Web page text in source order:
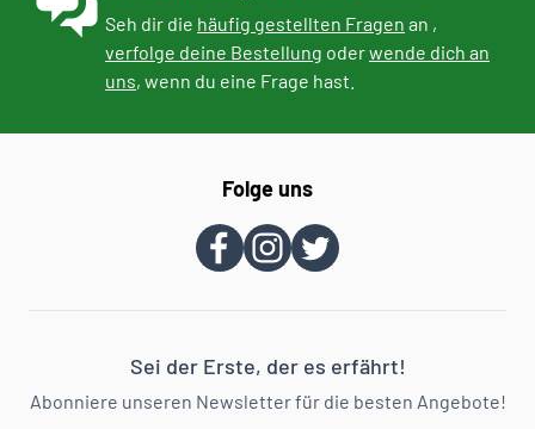
Seh dir die häufig gestellten Fragen an ,
verfolge deine Bestellung oderwende dich an
uns, wenn du eine Frage hast.
Folge uns
Sei der Erste, der es erfährt!
Abonniere unseren Newsletter für die besten Angebote!